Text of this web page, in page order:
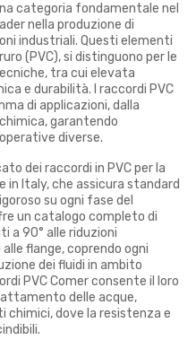
categoria fondamentale nel
nella produzione di
industriali. Questi elementi
(PVC), si distinguono per le
tra cui elevata
e durabilità. I raccordi PVC
di applicazioni, dalla
garantendo
diverse.
dei raccordi in PVC per la
in Italy, che assicura standard
su ogni fase del
un catalogo completo di
a 90° alle riduzioni
flange, coprendo ogni
dei fluidi in ambito
PVC Comer consente il loro
delle acque,
chimici, dove la resistenza e